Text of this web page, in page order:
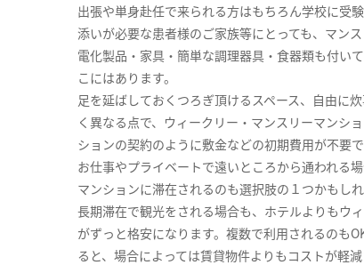
出張や単身赴任で来られる方はもちろん学校に受
添いが必要な患者様のご家族等にとっても、マン
電化製品・家具・簡単な調理器具・食器類も付い
こにはあります。
足を延ばしておくつろぎ頂けるスペース、自由に
く異なる点で、ウィークリー・マンスリーマンシ
ションの契約のように敷金などの初期費用が不要で
お仕事やプライベートで遠いところから通われる
マンションに滞在されるのも選択肢の１つかもしれ
長期滞在で観光をされる場合も、ホテルよりもウ
がずっと格安になります。複数で利用されるのも
ると、場合によっては賃貸物件よりもコストが軽減